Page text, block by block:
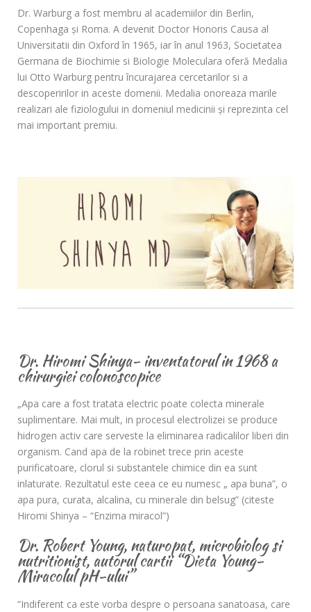
Dr. Warburg a fost membru al academiilor din Berlin,
Copenhaga şi Roma. A devenit Doctor Honoris Causa al
Universitatii din Oxford în 1965, iar în anul 1963, Societatea
Germana de Biochimie si Biologie Moleculara oferă Medalia
lui Otto Warburg pentru încurajarea cercetarilor si a
descoperirilor in aceste domenii. Medalia onoreaza marile
realizari ale fiziologului in domeniul medicinii şi reprezinta cel
mai important premiu.
Dr. Hiromi Shinya- inventatorul in 1968 a
chirurgiei colonoscopice
„Apa care a fost tratata electric poate colecta minerale
suplimentare. Mai mult, in procesul electrolizei se produce
hidrogen activ care serveste la eliminarea radicalilor liberi din
organism. Cand apa de la robinet trece prin aceste
purificatoare, clorul si substantele chimice din ea sunt
inlaturate. Rezultatul este ceea ce eu numesc „ apa buna”, o
apa pura, curata, alcalina, cu minerale din belsug” (citeste
Hiromi Shinya – “Enzima miracol”)
Dr. Robert Young, naturopat, microbiolog si
nutritionist, autorul cartii “Dieta Young-
Miracolul pH-ului”
“Indiferent ca este vorba despre o persoana sanatoasa, care